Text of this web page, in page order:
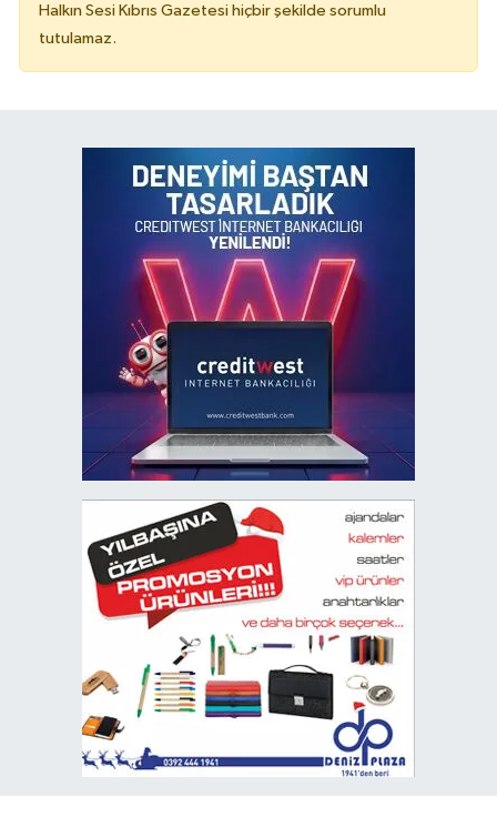
Halkın Sesi Kıbrıs Gazetesi hiçbir şekilde sorumlu
tutulamaz.